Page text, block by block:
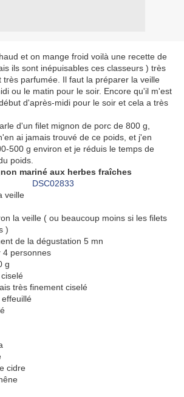
et on mange froid voilà une recette de
ils sont inépuisables ces classeurs ) très
très parfumée. Il faut la préparer la veille
ou le matin pour le soir. Encore qu'il m'est
d'après-midi pour le soir et cela a très
d'un filet mignon de porc de 800 g,
ai jamais trouvé de ce poids, et j'en
500 g environ et je réduis le temps de
poids.
mariné aux herbes fraîches
veille
la veille ( ou beaucoup moins si les filets
)
de la dégustation 5 mn
4 personnes
g
très finement ciselé
cidre